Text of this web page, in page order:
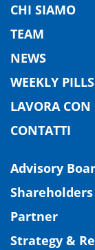
CHI SIAMO
TEAM
NEWS
WEEKLY PILLS
LAVORA
CONTATTI
Advisory
Shareholders
Partner
Strategy &